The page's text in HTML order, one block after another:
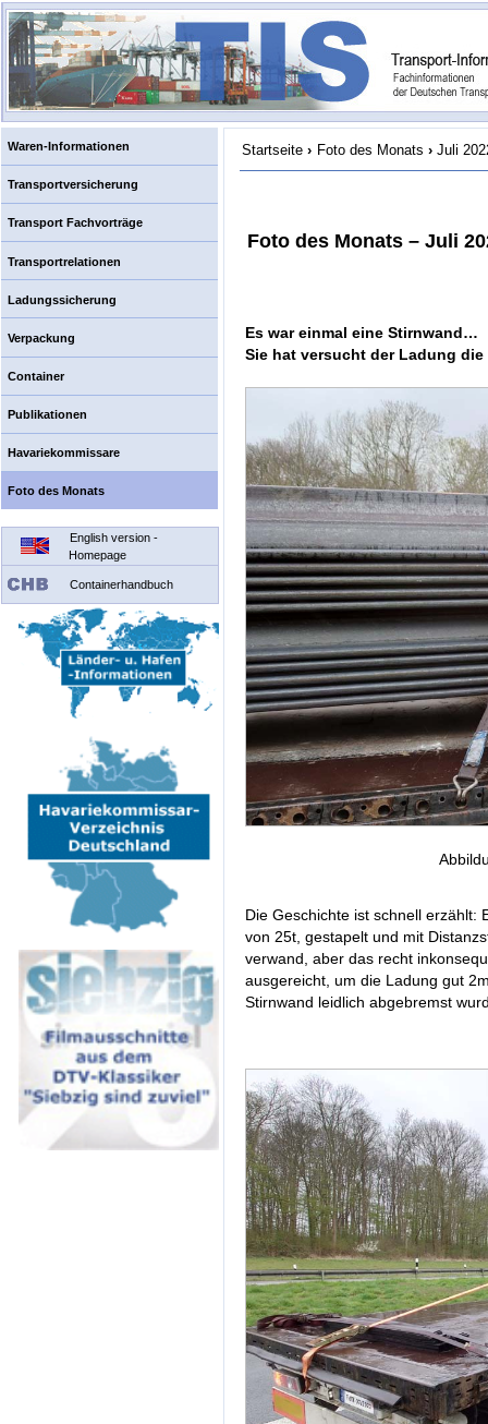
Waren-Informationen
Transportversicherung
Transport Fachvorträge
Transportrelationen
Ladungssicherung
Verpackung
Container
Publikationen
Havariekommissare
Foto des Monats
English version -
Homepage
Containerhandbuch
Startseite › Foto des Monats › Juli
Foto des Monats – Juli
Es war einmal eine Stirnwand…
Sie hat versucht der Ladung
Die Geschichte ist schnell erzählt:
von 25t, gestapelt und mit
verwand, aber das recht
ausgereicht, um die Ladung gut
Stirnwand leidlich abgebremst